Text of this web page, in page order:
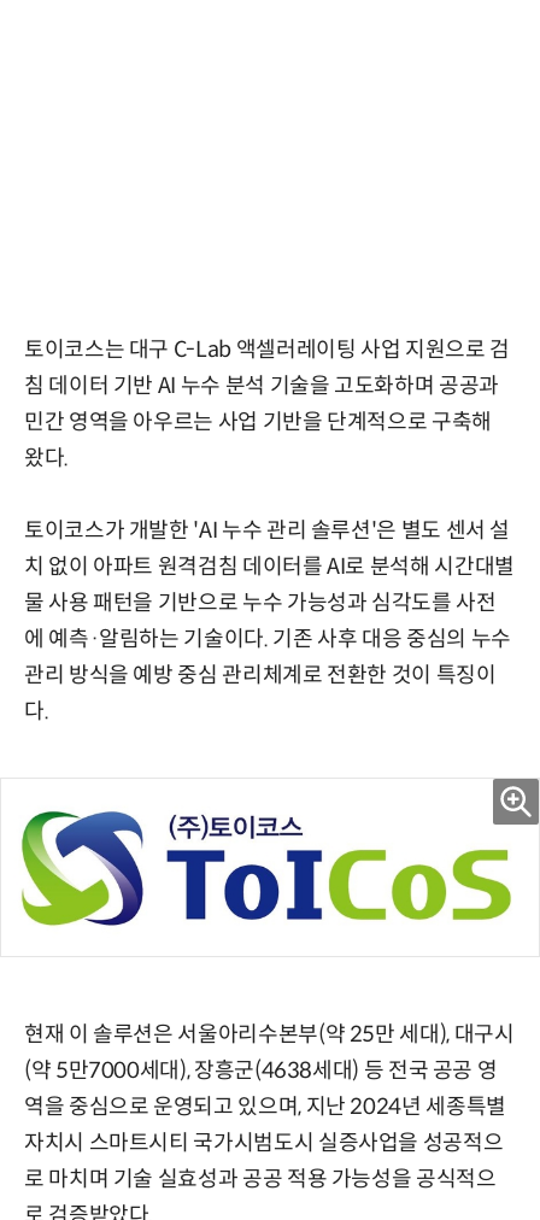
토이코스는 대구 C-Lab 액셀러레이팅 사업 지원으로 검
침 데이터 기반 AI 누수 분석 기술을 고도화하며 공공과
민간 영역을 아우르는 사업 기반을 단계적으로 구축해
왔다.
토이코스가 개발한 'AI 누수 관리 솔루션'은 별도 센서 설
치 없이 아파트 원격검침 데이터를 AI로 분석해 시간대별
물 사용 패턴을 기반으로 누수 가능성과 심각도를 사전
에 예측·알림하는 기술이다. 기존 사후 대응 중심의 누수
관리 방식을 예방 중심 관리체계로 전환한 것이 특징이
다.
현재 이 솔루션은 서울아리수본부(약 25만 세대), 대구시
(약 5만7000세대), 장흥군(4638세대) 등 전국 공공 영
역을 중심으로 운영되고 있으며, 지난 2024년 세종특별
자치시 스마트시티 국가시범도시 실증사업을 성공적으
로 마치며 기술 실효성과 공공 적용 가능성을 공식적으